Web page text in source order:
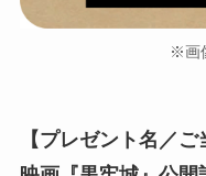
※画
【プレゼント名／ご